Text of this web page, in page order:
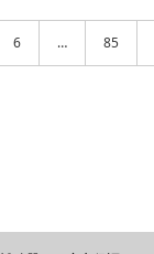
6 … 85